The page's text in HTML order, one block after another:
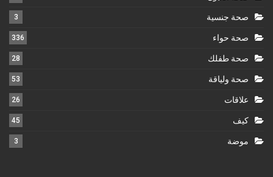
صحة جنسية 3
صحة حواء 336
صحة طفلك 28
صحة ولياقة 53
علاقات 26
كيف 45
موضة 3